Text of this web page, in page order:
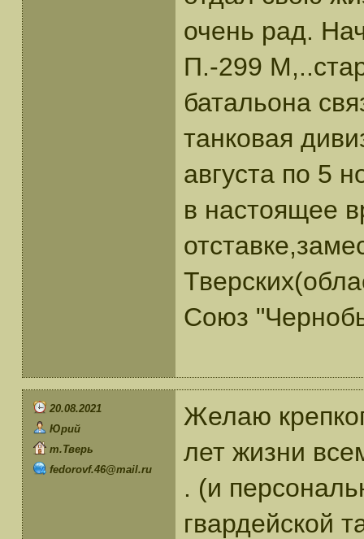
очень рад.
П.-299
батальона
танковая
августа по 5
в настоящее
Союз
20.08.2021
Юрий
т.Тверь
fedorovf.46@mail.ru
Желаю
лет жизни
. (и
гвардейской